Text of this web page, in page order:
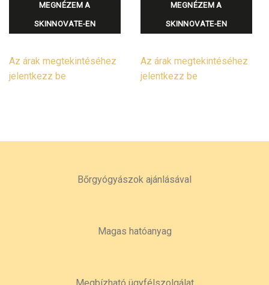
MEGNÉZEM A
SKINNOVATE-EN
Az árak megtekintéséhez
jelentkezz be
MEGNÉZEM A
SKINNOVATE-EN
Az árak megtekintéséhez
jelentkezz be
Bőrgyógyászok ajánlásával
Magas hatóanyag